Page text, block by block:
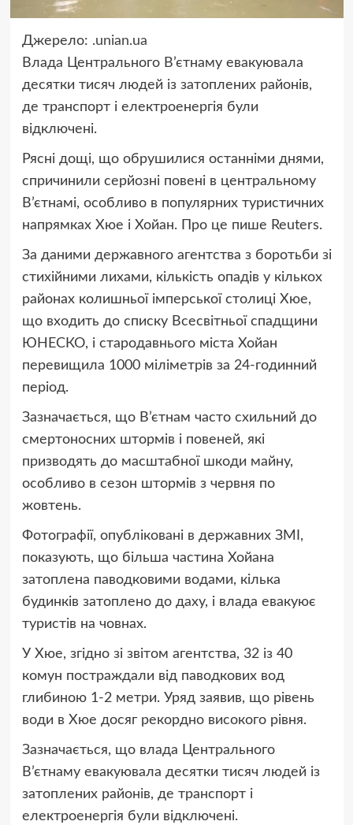
Джерело: .unian.ua
Влада Центрального В’єтнаму евакуювала
десятки тисяч людей із затоплених районів,
де транспорт і електроенергія були
відключені.
Рясні дощі, що обрушилися останніми днями,
спричинили серйозні повені в центральному
В’єтнамі, особливо в популярних туристичних
напрямках Хюе і Хойан. Про це пише Reuters.
За даними державного агентства з боротьби зі
стихійними лихами, кількість опадів у кількох
районах колишньої імперської столиці Хюе,
що входить до списку Всесвітньої спадщини
ЮНЕСКО, і стародавнього міста Хойан
перевищила 1000 міліметрів за 24-годинний
період.
Зазначається, що В’єтнам часто схильний до
смертоносних штормів і повеней, які
призводять до масштабної шкоди майну,
особливо в сезон штормів з червня по
жовтень.
Фотографії, опубліковані в державних ЗМІ,
показують, що більша частина Хойана
затоплена паводковими водами, кілька
будинків затоплено до даху, і влада евакуює
туристів на човнах.
У Хюе, згідно зі звітом агентства, 32 із 40
комун постраждали від паводкових вод
глибиною 1-2 метри. Уряд заявив, що рівень
води в Хюе досяг рекордно високого рівня.
Зазначається, що влада Центрального
В’єтнаму евакуювала десятки тисяч людей із
затоплених районів, де транспорт і
електроенергія були відключені.